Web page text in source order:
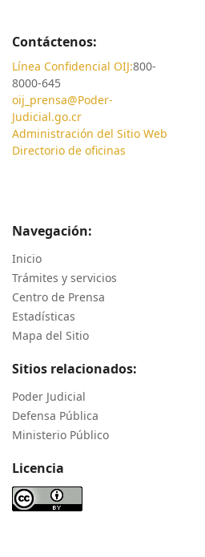
Contáctenos:
Línea Confidencial OIJ:800-
8000-645
oij_prensa@Poder-
Judicial.go.cr
Administración del Sitio Web
Directorio de oficinas
Navegación:
Inicio
Trámites y servicios
Centro de Prensa
Estadísticas
Mapa del Sitio
Sitios relacionados:
Poder Judicial
Defensa Pública
Ministerio Público
Licencia